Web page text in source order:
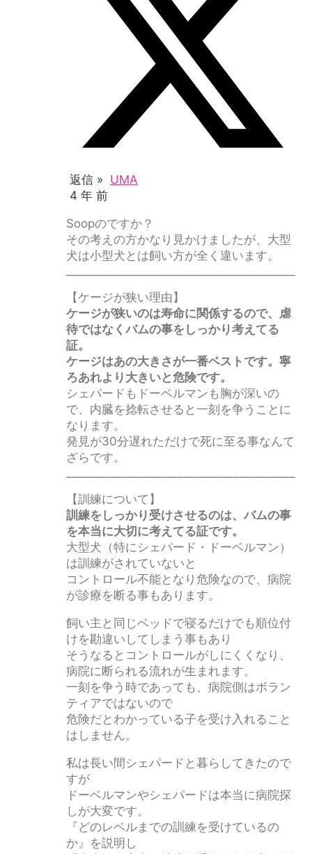
返信 » UMA
4 年 前
Soopのですか？
その考えの方かなり見かけましたが、大型
犬は小型犬とは飼い方が全く違います。
【ケージが狭い理由】
ケージが狭いのは寿命に関係するので、虐
待ではなくバムの事をしっかり考えてる
証。
ケージはあの大きさが一番ベストです。寧
ろあれより大きいと危険です。
シェパードもドーベルマンも胸が深いの
で、内臓を捻転させると一刻を争うことに
なります。
発見が30分遅れただけで死に至る事なんて
ざらです。
【訓練について】
訓練をしっかり受けさせるのは、バムの事
を本当に大切に考えてる証です。
大型犬（特にシェパード・ドーベルマン）
は訓練がされていないと
コントロール不能となり危険なので、病院
が診療を断る事もあります。
飼い主と同じベッドで寝るだけでも順位付
けを勘違いしてしまう事もあり
そうなるとコントロールがしにくくなり、
病院に断られる流れが生まれます。
一刻を争う時であっても、病院側はボラン
ティアではないので
危険だとわかっている子を受け入れること
はしません。
私は長い間シェパードと暮らしてきたので
すが
ドーベルマンやシェパードは本当に病院探
しが大変です。
『どのレベルまでの訓練を受けているの
か』を説明し